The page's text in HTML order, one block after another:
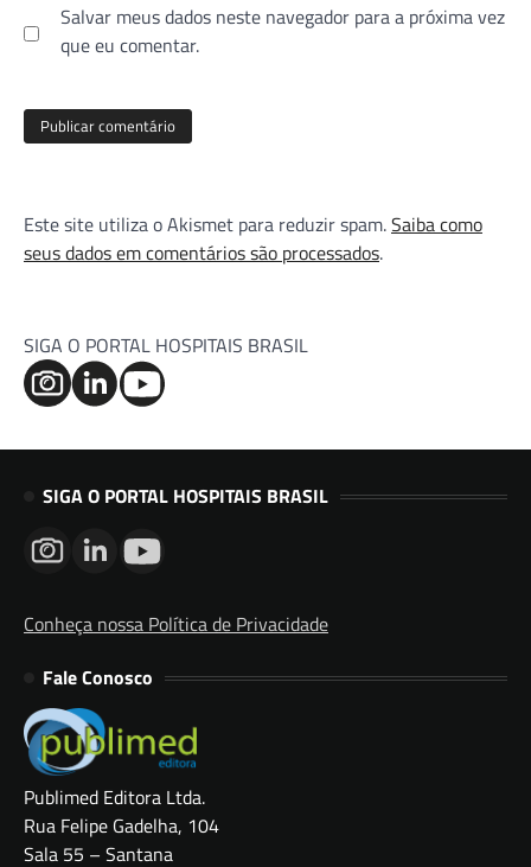
Salvar meus dados neste navegador para a próxima vez
que eu comentar.
Este site utiliza o Akismet para reduzir spam.Saiba como
seus dados em comentários são processados.
SIGA O PORTAL HOSPITAIS BRASIL
SIGA O PORTAL HOSPITAIS BRASIL
Conheça nossa Política de Privacidade
Fale Conosco
Publimed Editora Ltda.
Rua Felipe Gadelha, 104
Sala 55 – Santana